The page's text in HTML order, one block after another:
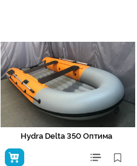
Hydra Delta 350 Оптима